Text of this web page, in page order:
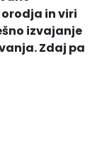
in viri
izvajanje
Zdaj pa